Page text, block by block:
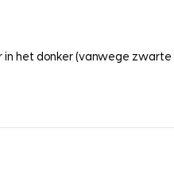
in het donker (vanwege zwarte